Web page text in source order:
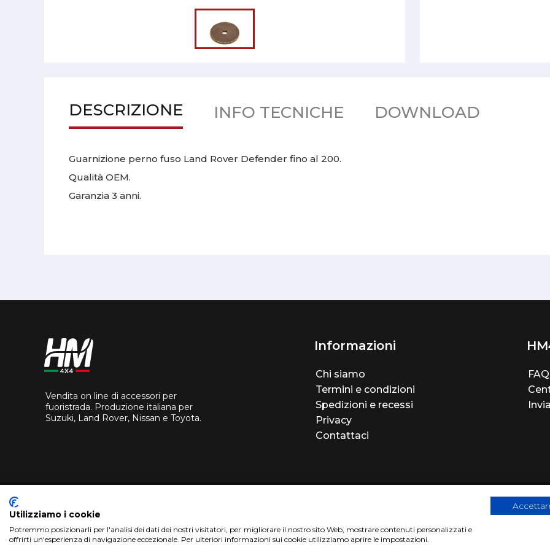
DESCRIZIONE INFO TECNICHE DOWNLOAD
Guarnizione perno fuso Land Rover Defender fino al 200.
Qualità OEM.
Garanzia 3 anni.
Vendita on line di accessori per
fuoristrada. Produzione italiana per
Suzuki, Land Rover, Nissan e Toyota.
Informazioni
Chi siamo
Termini e condizioni
Spedizioni e recessi
Privacy
Contattaci
FAQ
Copyright 2018 HM4X4 FACTO S.R.L. Privacy Cookies Policy |
Utilizziamo i cookie
Potremmo posizionarli per l'analisi dei dati dei nostri visitatori, per migliorare il nostro sito Web, mostrare contenuti personalizzati e
offrirti un'esperienza di navigazione eccezionale. Per ulteriori informazioni sui cookie utilizziamo aprire le impostazioni.